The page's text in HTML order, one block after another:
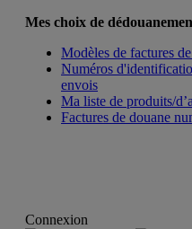
Mes choix de
Modèles de factures
Numéros
envois
Ma liste de produits/
Factures de douane
Connexion